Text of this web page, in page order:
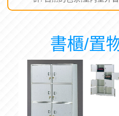
書櫃/置